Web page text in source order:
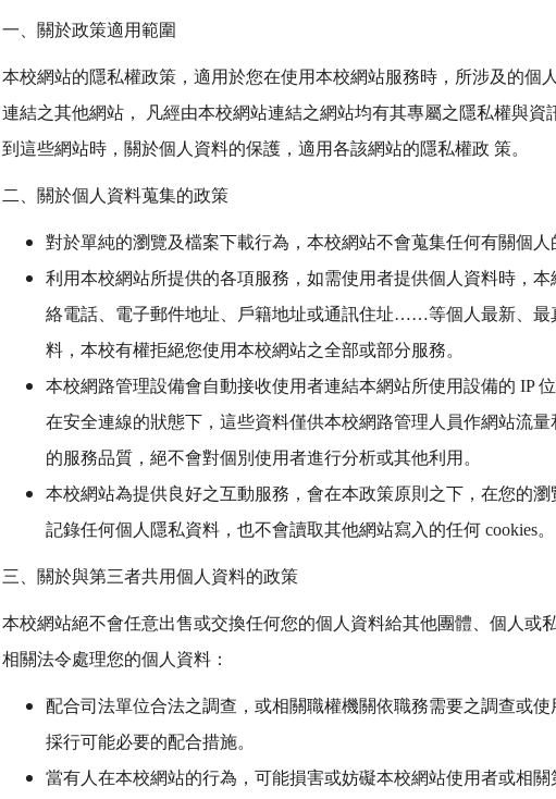
一、關於政策適用範圍
本校網站的隱私權政策，適用於您在使用本校網站服務時，所涉及的個
連結之其他網站， 凡經由本校網站連結之網站均有其專屬之隱私權與
到這些網站時，關於個人資料的保護，適用各該網站的隱私權政 策。
二、關於個人資料蒐集的政策
對於單純的瀏覽及檔案下載行為，本校網站不會蒐集任何有關個人
利用本校網站所提供的各項服務，如需使用者提供個人資料時，
絡電話、電子郵件地址、戶籍地址或通訊住址……等個人最新、最
料，本校有權拒絕您使用本校網站之全部或部分服務。
本校網路管理設備會自動接收使用者連結本網站所使用設備的 IP
在安全連線的狀態下，這些資料僅供本校網路管理人員作網站流
的服務品質，絕不會對個別使用者進行分析或其他利用。
本校網站為提供良好之互動服務，會在本政策原則之下，在您的瀏
記錄任何個人隱私資料，也不會讀取其他網站寫入的任何 cookies。
三、關於與第三者共用個人資料的政策
本校網站絕不會任意出售或交換任何您的個人資料給其他團體、個人或
相關法令處理您的個人資料：
配合司法單位合法之調查，或相關職權機關依職務需要之調查或
採行可能必要的配合措施。
當有人在本校網站的行為，可能損害或妨礙本校網站使用者或相